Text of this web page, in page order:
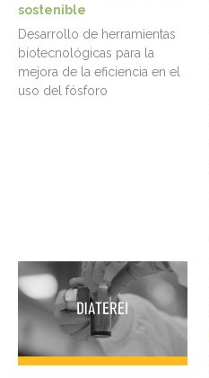
sostenible
Desarrollo de herramientas
biotecnológicas para la
mejora de la eficiencia en el
uso del fósforo